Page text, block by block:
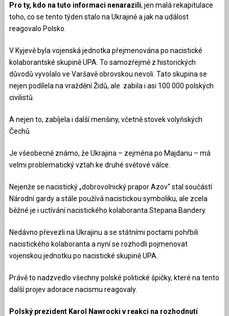
Pro ty, kdo na tuto informaci nenarazili, jen malá rekapitulace
toho, co se tento týden stalo na Ukrajině a jak na událost
reagovalo Polsko.
V Kyjevě byla vojenská jednotka přejmenována po nacistické
kolaborantské skupině UPA. To samozřejmě z historických
důvodů vyvolalo ve Varšavě obrovskou nevoli. Tato skupina se
nejen podílela na vraždění Židů, ale zabila i asi 100 000 polských
civilistů.
A nejen to, zabíjela i další menšiny, včetně stovek volyňských
Čechů.
Je všeobecně známo, že Ukrajina – zejména po Majdanu – má
velmi problematický vztah ke druhé světové válce.
Nejenže se nacistický „dobrovolnický prapor Azov“ stal součástí
Národní gardy a stále používá nacistickou symboliku, ale zcela
běžné je i uctívání nacistického kolaboranta Stepana Bandery.
Nedávno převezli na Ukrajinu a se státními poctami pohřbili
nacistického kolaboranta a nyní se rozhodli pojmenovat
vojenskou jednotku po nacistické skupině UPA.
Právě to nadzvedlo všechny polské politické špičky, které na tento
další projev adorace nacismu reagovaly.
Polský prezident Karol Nawrocki v reakci na rozhodnutí